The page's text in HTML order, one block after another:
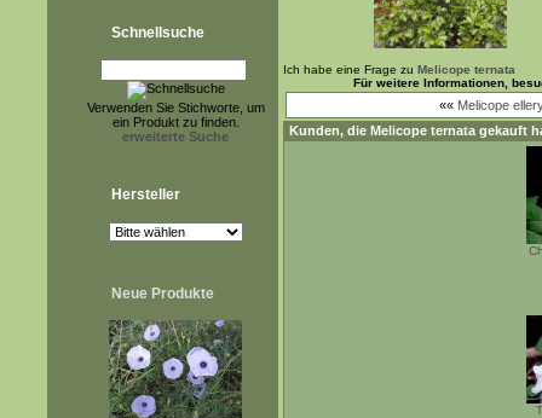
Schnellsuche
Verwenden Sie Stichworte, um
ein Produkt zu finden.
erweiterte Suche
Hersteller
Neue Produkte
Ich habe eine Frage zu Melicope ternata
Für weitere Informationen,
«« Melicope
Kunden, die Melicope ternata gekauft